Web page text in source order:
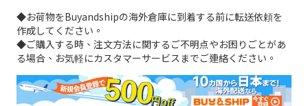
◆お荷物をBuyandshipの海外倉庫に到着する前に転送依頼を
作成してください。
◆ご購入する時、注文方法に関するご不明点やお困りごとがあ
る場合、お気軽にカスタマーサービスまでご連絡ください。